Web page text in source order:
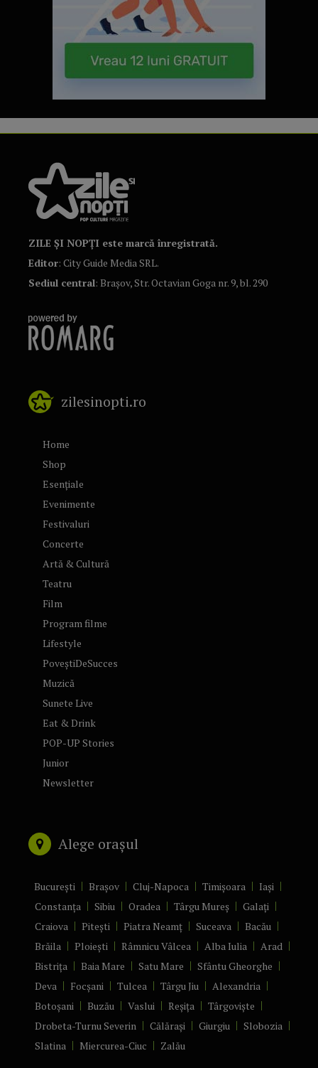
ZILE ȘI NOPȚI este marcă înregistrată.
Editor: City Guide Media SRL.
Sediul central: Brașov, Str. Octavian Goga nr. 9, bl. 290
zilesinopti.ro
Home
Shop
Esențiale
Evenimente
Festivaluri
Concerte
Artă & Cultură
Teatru
Film
Program filme
Lifestyle
PoveștiDeSucces
Muzică
Sunete Live
Eat & Drink
POP-UP Stories
Junior
Newsletter
Alege orașul
București Brașov Cluj-Napoca Timișoara
Iași
Constanța
Sibiu Oradea Târgu Mureș
Galați
Craiova
Pitești Piatra Neamț Suceava
Bacău
Brăila
Ploiești Râmnicu Vâlcea Alba Iulia
Arad
Bistrița
Baia Mare Satu Mare
Sfântu Gheorghe
Deva
Focșani Tulcea Târgu Jiu
Alexandria
Botoșani
Buzău Vaslui Reșița
Târgoviște
Drobeta-Turnu Severin
Călărași Giurgiu
Slobozia
Slatina
Miercurea-Ciuc Zalău